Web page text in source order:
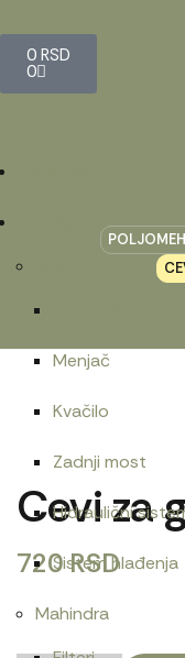
0 RSD
0
Menjač
Kvačilo
Zadnji most
Hidraulični
Sistem hlađenja
Mahindra
Cevi za
720RSD